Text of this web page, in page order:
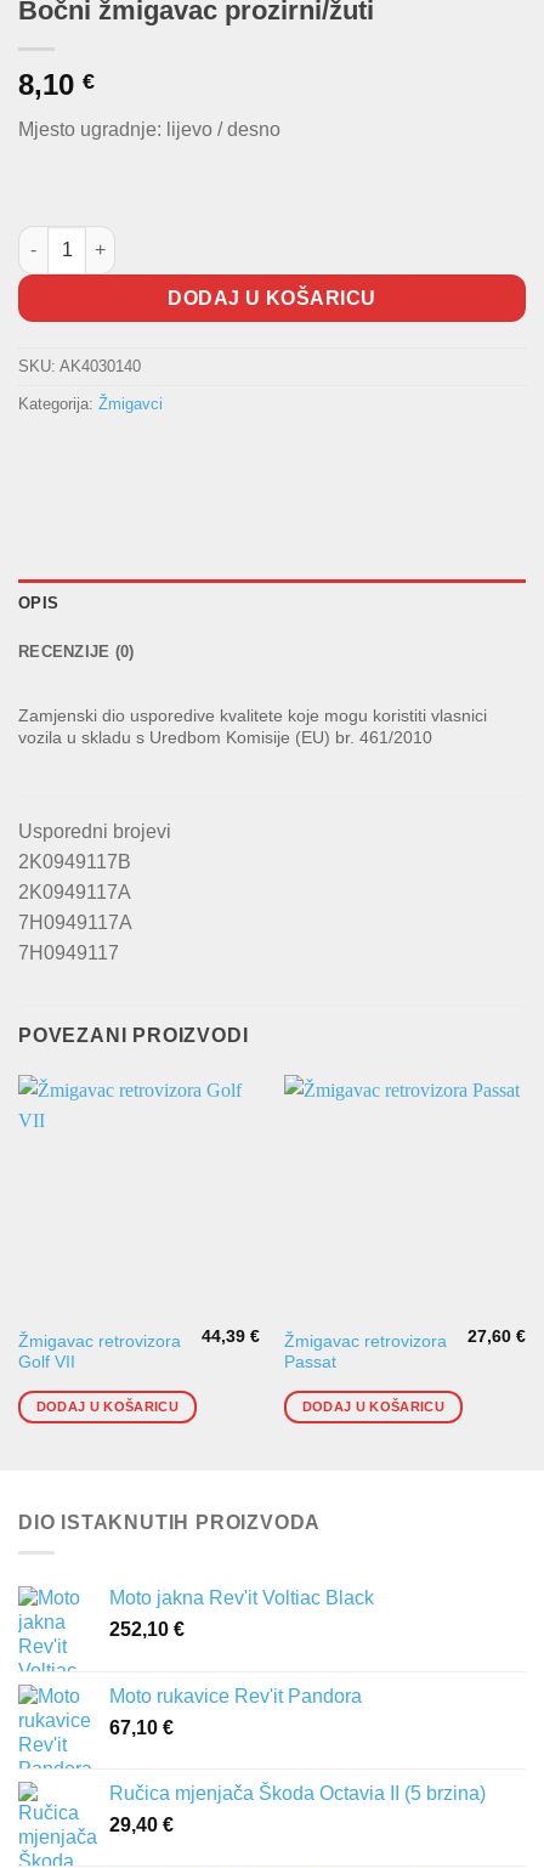
Bočni žmigavac prozirni/žuti
8,10 €
Mjesto ugradnje: lijevo / desno
Bočni žmigavac prozirni/žuti količina
DODAJ U KOŠARICU
SKU: AK4030140
Kategorija: Žmigavci
OPIS
RECENZIJE (0)
Zamjenski dio usporedive kvalitete koje mogu koristiti vlasnici
vozila u skladu s Uredbom Komisije (EU) br. 461/2010
Usporedni brojevi
2K0949117B
2K0949117A
7H0949117A
7H0949117
POVEZANI PROIZVODI
Žmigavac retrovizora
Golf VII
44,39€
DODAJ U KOŠARICU
Žmigavac retrovizora
Passat
27,60€
DODAJ U KOŠARICU
DIO ISTAKNUTIH PROIZVODA
Moto jakna Rev'it Voltiac Black
252,10 €
Moto rukavice Rev'it Pandora
67,10 €
Ručica mjenjača Škoda Octavia II (5 brzina)
29,40 €